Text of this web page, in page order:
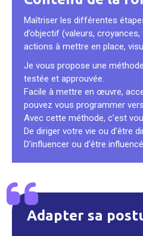
Maîtriser les différentes
d’objectif (valeurs,
actions à mettre en place,
Je vous propose une
testée et approuvée.
Facile à mettre en œuvre,
pouvez vous programmer
Avec cette méthode, c’est
De diriger votre vie ou d’être
D’influencer ou d’être influencé
Adapter sa